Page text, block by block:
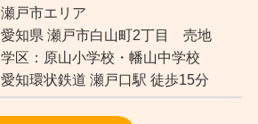
瀬戸市エリア
愛知県 瀬戸市白山町2丁目 売地
学区：原山小学校・幡山中学校
愛知環状鉄道 瀬戸口駅 徒歩15分